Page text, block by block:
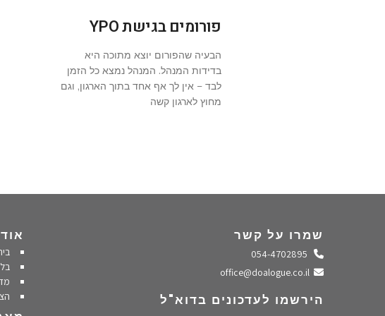
פורומים בגישת YPO
הבעיה שהפורום יוצא מתוכה היא
בדידות המנהל. המנהל נמצא כל הזמן
לבד – אין לך אף אחד בתוך הארגון, וגם
מחוץ לארגון קשה
שמרו על קשר
התקשרו אלינו
שלחו מייל
הירשמו לעדכונים בדוא"ל